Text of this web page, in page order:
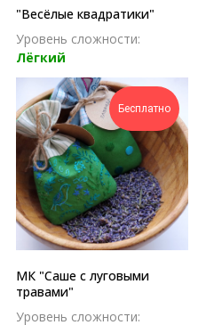
"Весёлые квадратики"
Уровень сложности:
Лёгкий
Бесплатно
МК "Саше с луговыми
травами"
Уровень сложности: